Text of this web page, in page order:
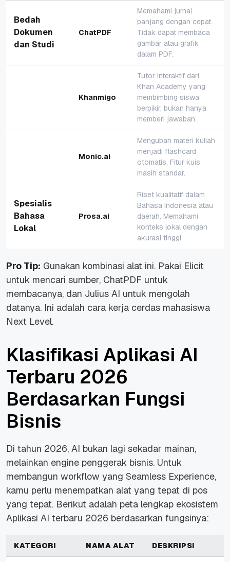
Bedah
Dokumen
dan Studi
ChatPDF
Memahami jurnal
panjang dengan cepat.
Tidak dapat membaca
gambar atau grafik
dalam PDF.
Khanmigo
Tutor interaktif dari
Khan Academy yang
membimbing siswa
berpikir, bukan hanya
memberi jawaban.
Monic.ai
Mengubah materi kuliah
menjadi flashcard
otomatis. Fitur kuis
masih standar.
Spesialis
Bahasa
Lokal
Prosa.ai
Riset kualitatif dalam
Bahasa Indonesia atau
daerah. Memahami
konteks lokal dengan
akurasi tinggi.
Pro Tip: Gunakan kombinasi alat ini. Pakai Elicit
untuk mencari sumber, ChatPDF untuk
membacanya, dan Julius AI untuk mengolah
datanya. Ini adalah cara kerja cerdas mahasiswa
Next Level.
Klasifikasi Aplikasi AI
Terbaru 2026
Berdasarkan Fungsi
Bisnis
Di tahun 2026, AI bukan lagi sekadar mainan,
melainkan engine penggerak bisnis. Untuk
membangun workflow yang Seamless Experience,
kamu perlu menempatkan alat yang tepat di pos
yang tepat. Berikut adalah peta lengkap ekosistem
Aplikasi AI terbaru 2026 berdasarkan fungsinya:
KATEGORI NAMA ALAT DESKRIPSI